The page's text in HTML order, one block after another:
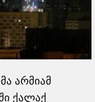
არმიამ
ქალაქ